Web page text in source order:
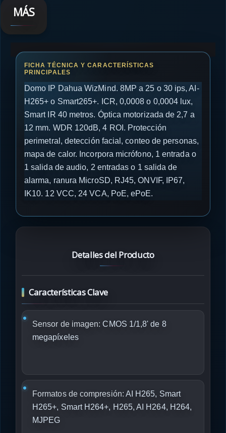
MÁS
Domo IP Dahua WizMind. 8MP a 25 o 30 ips, AI-
H265+ o Smart265+. ICR, 0,0008 o 0,0004 lux,
Smart IR 40 metros. Óptica motorizada de 2,7 a
12 mm. WDR 120dB, 4 ROI. Protección
perimetral, detección facial, conteo de personas,
mapa de calor. Incorpora micrófono, 1 entrada o
1 salida de audio, 2 entradas o 1 salida de
alarma, ranura MicroSD, RJ45, ONVIF, IP67,
IK10. 12 VCC, 24 VCA, PoE, ePoE.
Detalles del Producto
Características Clave
Sensor de imagen: CMOS 1/1,8' de 8
megapíxeles
Formatos de compresión: AI H265, Smart
H265+, Smart H264+, H265, AI H264, H264,
MJPEG